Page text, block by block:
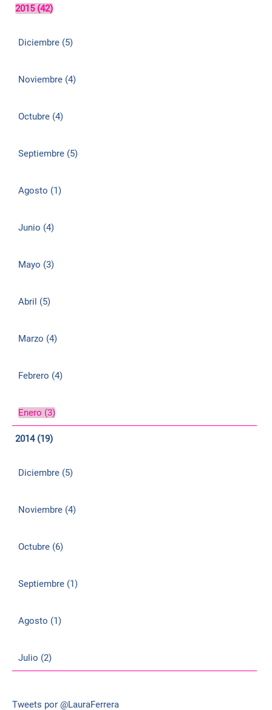
2015 (42)
Diciembre (5)
Noviembre (4)
Octubre (4)
Septiembre (5)
Agosto (1)
Junio (4)
Mayo (3)
Abril (5)
Marzo (4)
Febrero (4)
Enero (3)
2014 (19)
Diciembre (5)
Noviembre (4)
Octubre (6)
Septiembre (1)
Agosto (1)
Julio (2)
Tweets por @LauraFerrera